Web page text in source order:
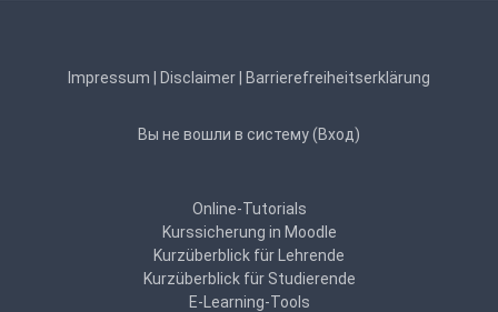
Impressum Disclaimer Barrierefreiheitserklärung
Вы не вошли в систему (Вход)
Online-Tutorials
Kurssicherung in Moodle
Kurzüberblick für Lehrende
Kurzüberblick für Studierende
E-Learning-Tools